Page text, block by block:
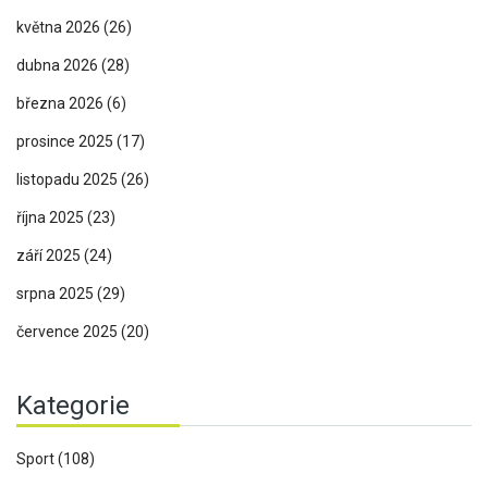
května 2026 (26)
dubna 2026 (28)
března 2026 (6)
prosince 2025 (17)
listopadu 2025 (26)
října 2025 (23)
září 2025 (24)
srpna 2025 (29)
července 2025 (20)
Kategorie
Sport(108)